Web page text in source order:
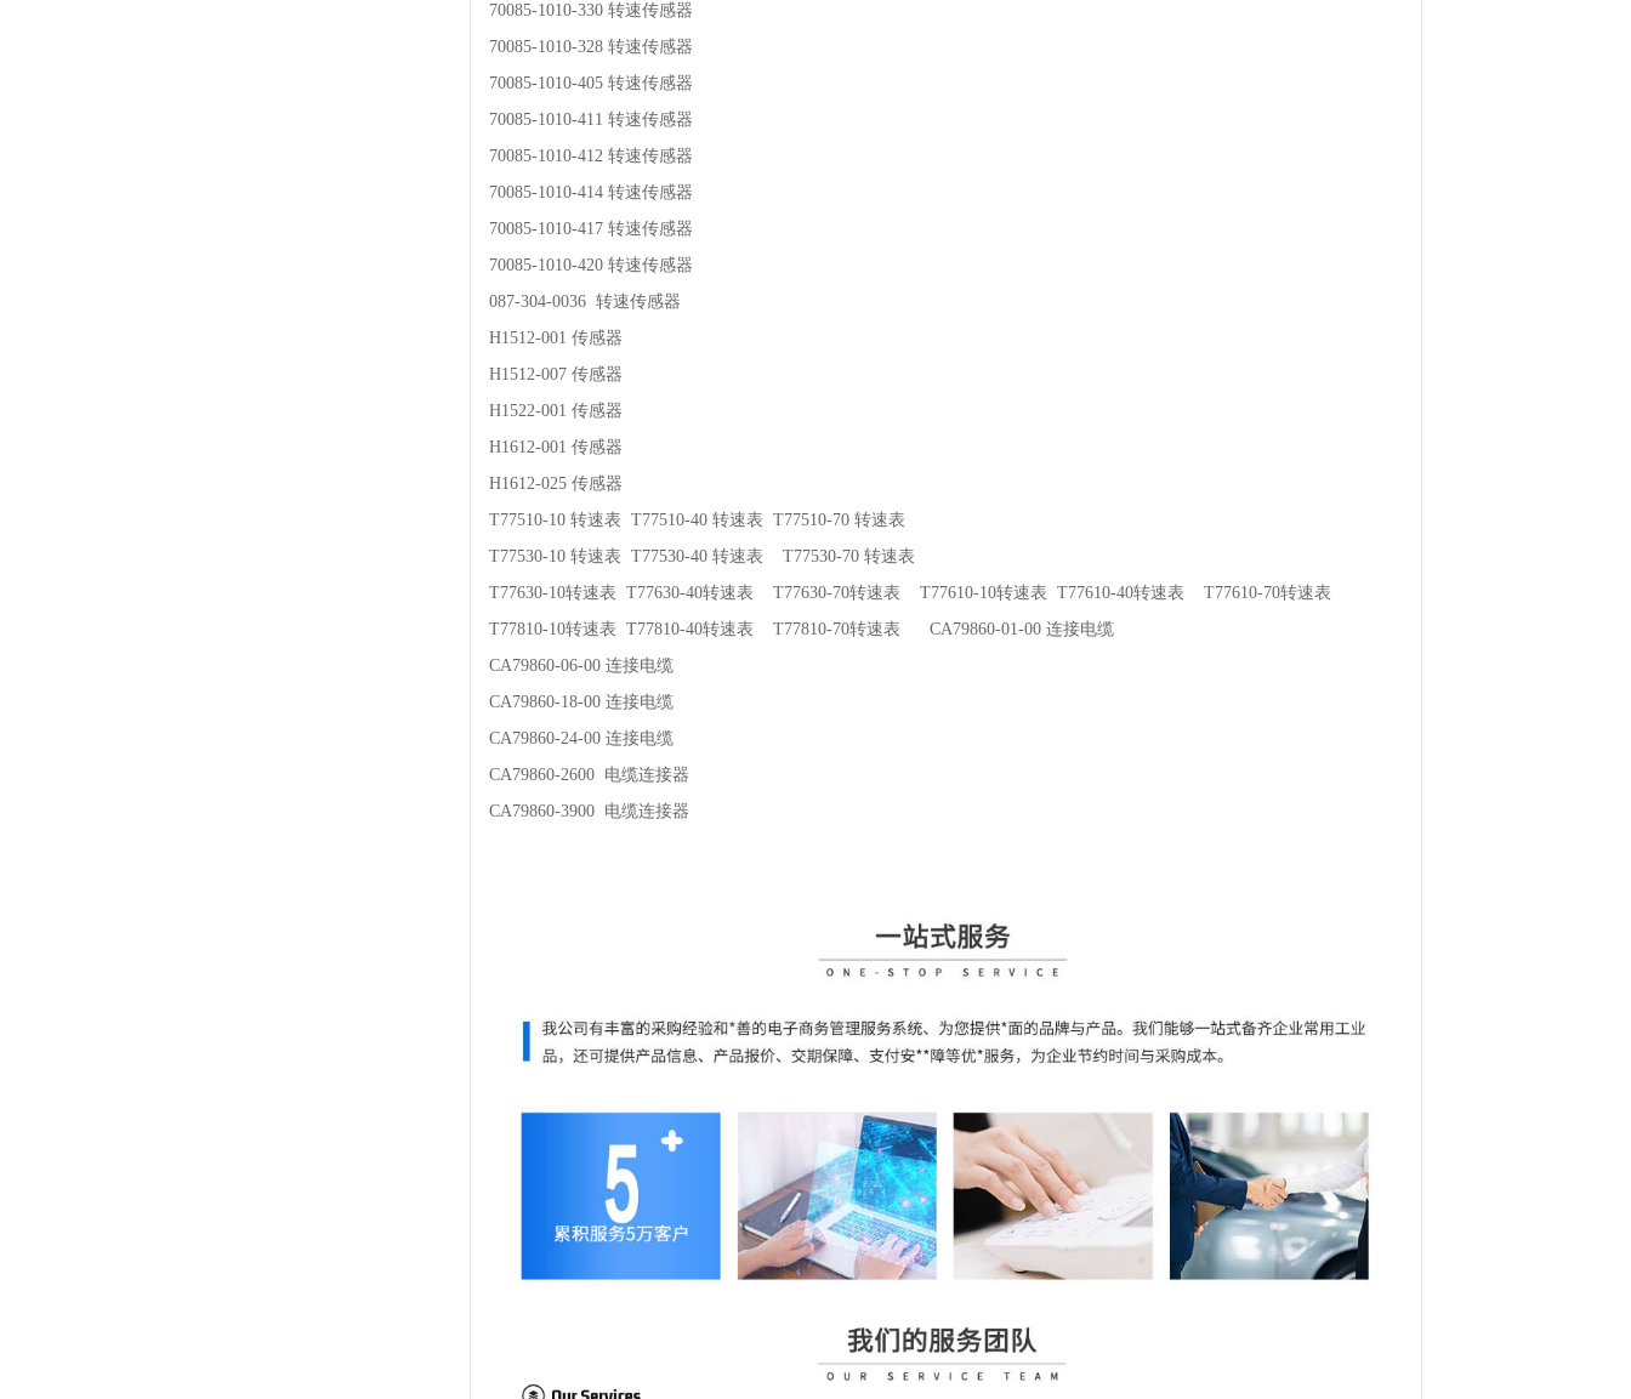
70085-1010-330 转速传感器
70085-1010-328 转速传感器
70085-1010-405 转速传感器
70085-1010-411 转速传感器
70085-1010-412 转速传感器
70085-1010-414 转速传感器
70085-1010-417 转速传感器
70085-1010-420 转速传感器
087-304-0036 转速传感器
H1512-001 传感器
H1512-007 传感器
H1522-001 传感器
H1612-001 传感器
H1612-025 传感器
T77510-10 转速表 T77510-40 转速表 T77510-70 转速表
T77530-10 转速表 T77530-40 转速表 T77530-70 转速表
T77630-10转速表 T77630-40转速表 T77630-70转速表 T77610-10转速表 T77610-40转速表 T77610-70转速表
T77810-10转速表 T77810-40转速表 T77810-70转速表 CA79860-01-00 连接电缆
CA79860-06-00 连接电缆
CA79860-18-00 连接电缆
CA79860-24-00 连接电缆
CA79860-2600 电缆连接器
CA79860-3900 电缆连接器